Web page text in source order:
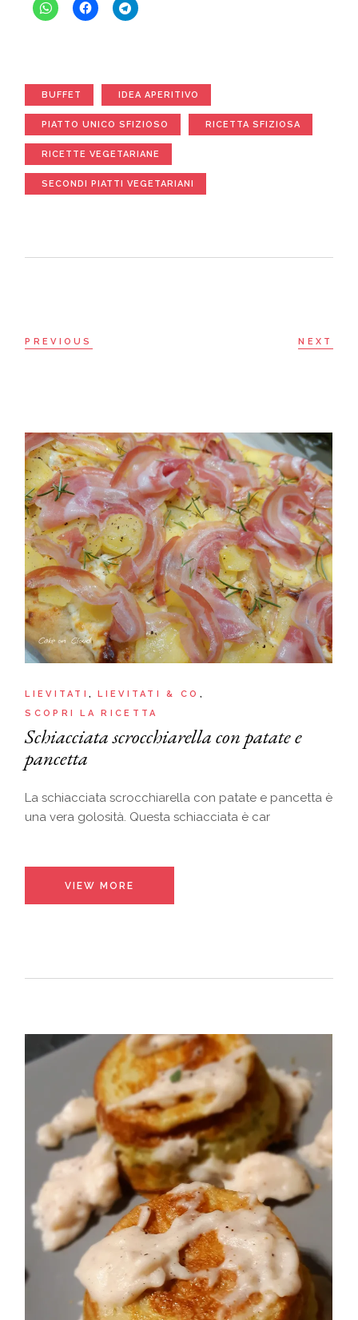
BUFFET IDEA APERITIVO
PIATTO UNICO SFIZIOSO RICETTA SFIZIOSA
RICETTE VEGETARIANE
SECONDI PIATTI VEGETARIANI
PREVIOUS NEXT
LIEVITATI
LIEVITATI & CO
SCOPRI LA RICETTA
Schiacciata scrocchiarella con patate e
pancetta
La schiacciata scrocchiarella con patate e pancetta è
una vera golosità. Questa schiacciata è car
VIEW MORE